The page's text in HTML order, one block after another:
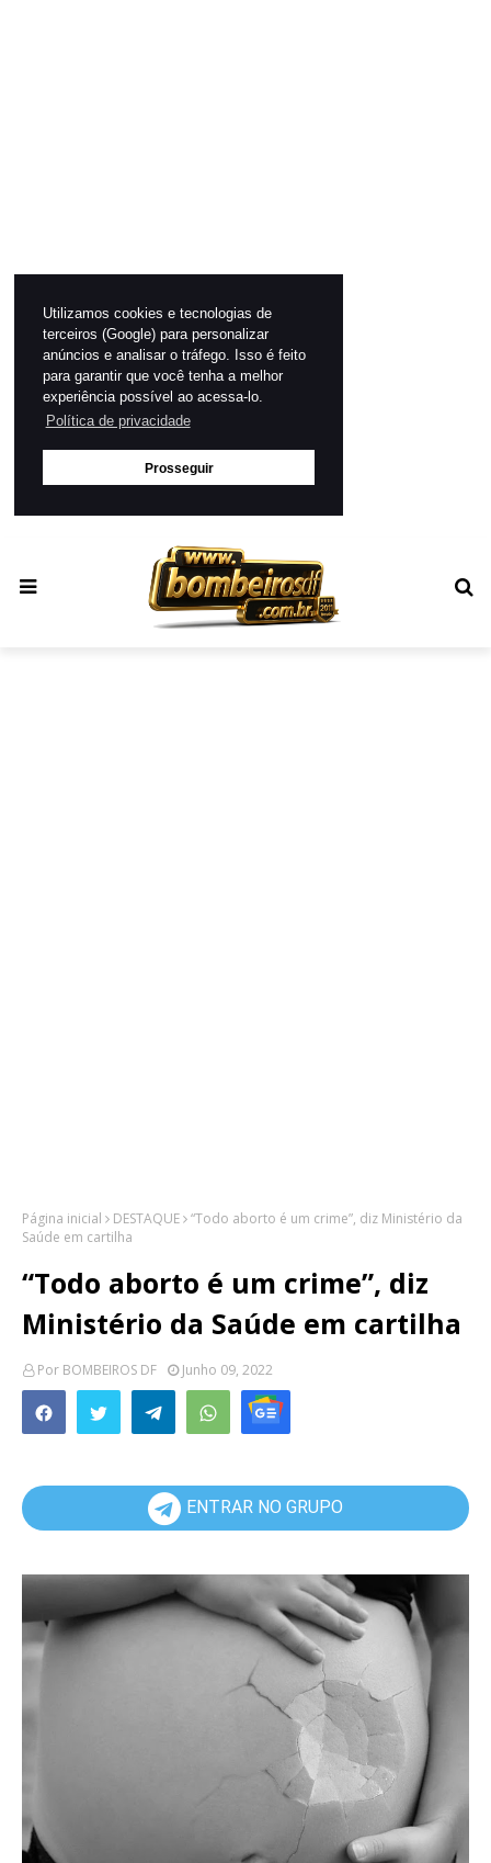
Utilizamos cookies e tecnologias de
terceiros (Google) para personalizar
anúncios e analisar o tráfego. Isso é feito
para garantir que você tenha a melhor
experiência possível ao acessa-lo.
Política de privacidade
Prosseguir
Página inicial DESTAQUE “Todo aborto é um crime”, diz Ministério da
Saúde em cartilha
“Todo aborto é um crime”, diz
Ministério da Saúde em cartilha
Por BOMBEIROS DF Junho 09, 2022
ENTRAR NO GRUPO